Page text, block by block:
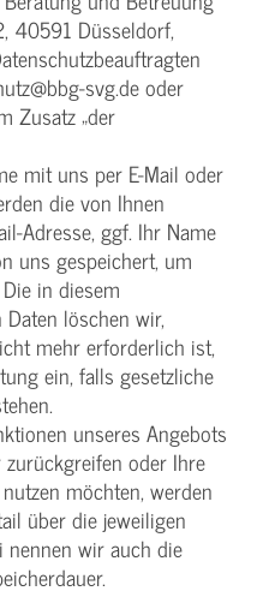
40591 Düsseldorf,
svg.de oder
Zusatz „der
mit uns per E-Mail oder
die von Ihnen
Adresse, ggf. Ihr Name
uns gespeichert, um
in diesem
löschen wir,
mehr erforderlich ist,
ein, falls gesetzliche
unseres Angebots
oder Ihre
möchten, werden
über die jeweiligen
nennen wir auch die